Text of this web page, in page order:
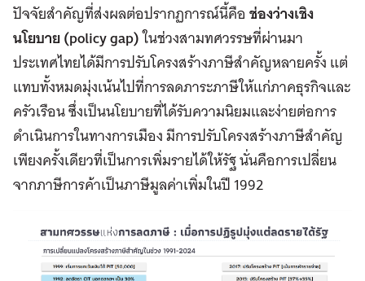
ปัจจัยสำคัญที่ส่งผลต่อปรากฏการณ์นี้คือช่องว่างเชิง
นโยบาย (policy gap)ในช่วงสามทศวรรษที่ผ่านมา
ประเทศไทยได้มีการปรับโครงสร้างภาษีสำคัญหลายครั้ง แต่
แทบทั้งหมดมุ่งเน้นไปที่การลดภาระภาษีให้แก่ภาคธุรกิจและ
ครัวเรือน ซึ่งเป็นนโยบายที่ได้รับความนิยมและง่ายต่อการ
ดำเนินการในทางการเมือง มีการปรับโครงสร้างภาษีสำคัญ
เพียงครั้งเดียวที่เป็นการเพิ่มรายได้ให้รัฐ นั่นคือการเปลี่ยน
จากภาษีการค้าเป็นภาษีมูลค่าเพิ่มในปี 1992